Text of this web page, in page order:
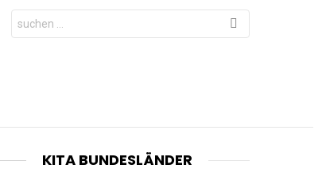
Search
for:
KITA BUNDESLÄNDER